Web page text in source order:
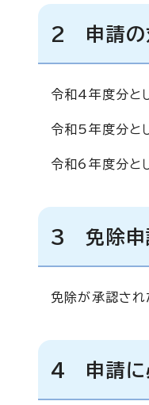
2 申請の
令和4年度分
令和5年度分
令和6年度分
3 免除申
免除が承認され
4 申請に